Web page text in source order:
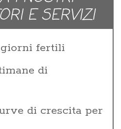
E SERVIZI
fertili
di
di crescita per